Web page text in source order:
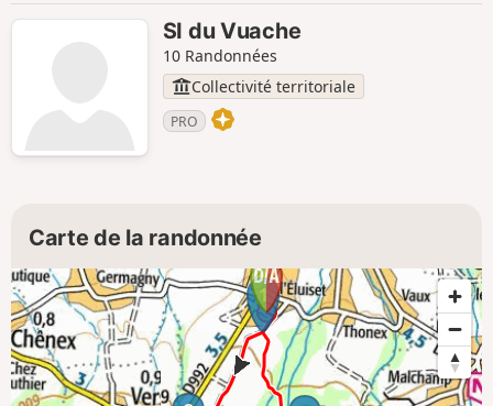
SI du Vuache
10 Randonnées
Collectivité territoriale
PRO
Carte de la randonnée
1